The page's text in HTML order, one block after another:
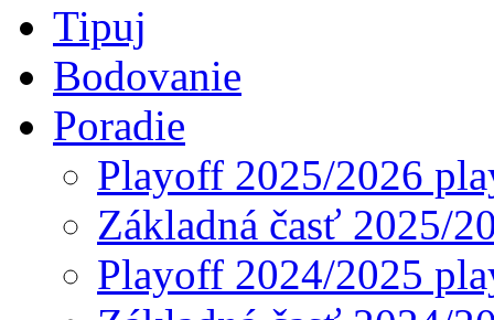
Tipuj
Bodovanie
Poradie
Playoff 2025/2026
Základná časť 2025/
Playoff 2024/2025